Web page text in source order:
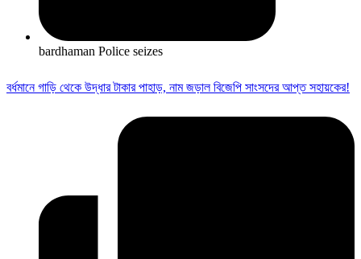
bardhaman Police seizes
বর্ধমানে গাড়ি থেকে উদ্ধার টাকার পাহাড়, নাম জড়াল বিজেপি সাংসদের আপ্ত সহায়কের!